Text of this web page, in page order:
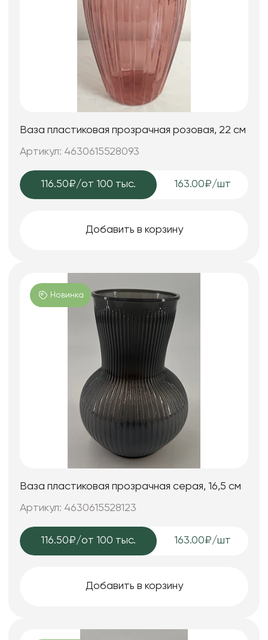
Ваза пластиковая прозрачная розовая, 22 см
Артикул: 4630615528093
116.50₽/от 100 тыс. 163.00₽/шт
Добавить в корзину
Новинка
Ваза пластиковая прозрачная серая, 16,5 см
Артикул: 4630615528123
116.50₽/от 100 тыс. 163.00₽/шт
Добавить в корзину